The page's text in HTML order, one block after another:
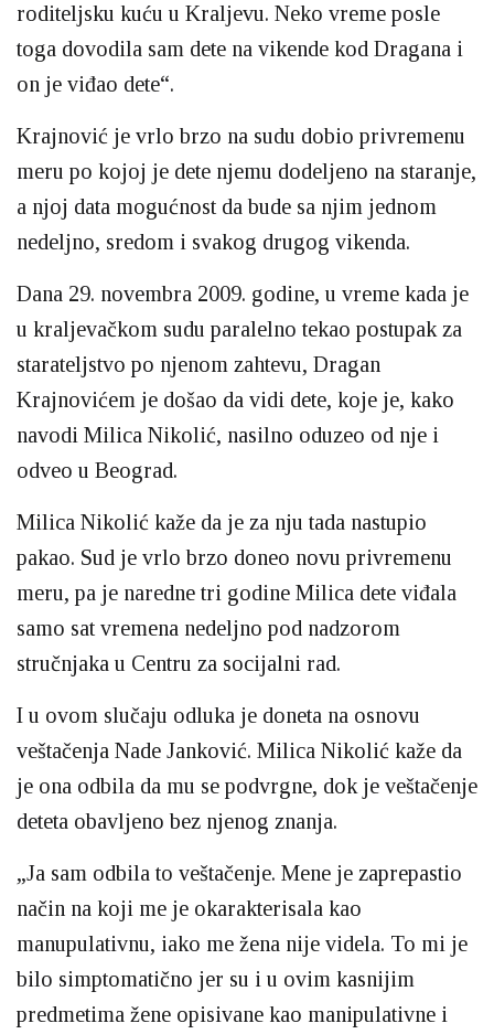
roditeljsku kuću u Kraljevu. Neko vreme posle
toga dovodila sam dete na vikende kod Dragana i
on je viđao dete“.
Krajnović je vrlo brzo na sudu dobio privremenu
meru po kojoj je dete njemu dodeljeno na staranje,
a njoj data mogućnost da bude sa njim jednom
nedeljno, sredom i svakog drugog vikenda.
Dana 29. novembra 2009. godine, u vreme kada je
u kraljevačkom sudu paralelno tekao postupak za
starateljstvo po njenom zahtevu, Dragan
Krajnovićem je došao da vidi dete, koje je, kako
navodi Milica Nikolić, nasilno oduzeo od nje i
odveo u Beograd.
Milica Nikolić kaže da je za nju tada nastupio
pakao. Sud je vrlo brzo doneo novu privremenu
meru, pa je naredne tri godine Milica dete viđala
samo sat vremena nedeljno pod nadzorom
stručnjaka u Centru za socijalni rad.
I u ovom slučaju odluka je doneta na osnovu
veštačenja Nade Janković. Milica Nikolić kaže da
je ona odbila da mu se podvrgne, dok je veštačenje
deteta obavljeno bez njenog znanja.
„Ja sam odbila to veštačenje. Mene je zaprepastio
način na koji me je okarakterisala kao
manupulativnu, iako me žena nije videla. To mi je
bilo simptomatično jer su i u ovim kasnijim
predmetima žene opisivane kao manipulativne i